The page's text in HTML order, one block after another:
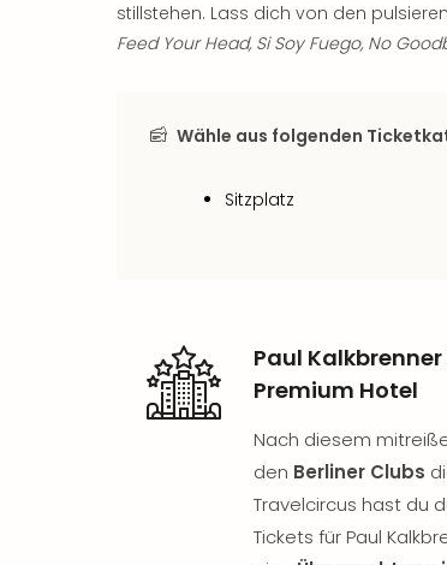
stillstehen. Lass dich von den
Feed Your Head, Si Soy Fuego, No
Wähle aus folgenden
Sitzplatz
Paul
Premium Hotel
Nach diesem
den Berliner Clubs
Travelcircus hast du
Tickets für Paul